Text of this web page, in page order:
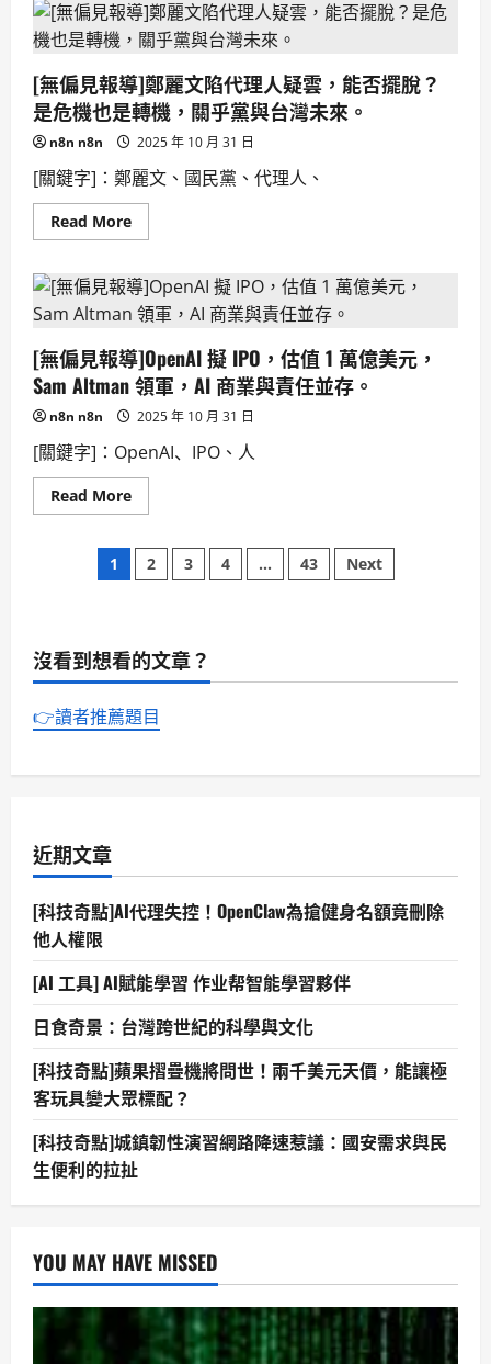
設
備
等
術。
偏
見
報
導]OpenAI
推
Cameo
功
遭
提
告
侵
權，
引
律
爭
議。
[無偏見報導]鄭麗文陷代理人疑雲，能否擺脫？
是危機也是轉機，關乎黨與台灣未來。
n8n n8n 2025 年 10 月 31 日
[關鍵字]：鄭麗文、國民黨、代理人、
Read MoreRead
more
偏
見
報
導]
麗
文
陷
理
疑
能
否
擺
是
關
乎
黨
台
灣
[無偏見報導]OpenAI 擬 IPO，估值 1 萬億美元，
Sam Altman 領軍，AI 商業與責任並存。
n8n n8n 2025 年 10 月 31 日
[關鍵字]：OpenAI、IPO、人
Read MoreRead
more
報
估
值
1
億
美
Altman
責
並
存。
文
分
頁
1 2 3 4 ... 43 Next
沒看到想看的文章？
👉讀者推薦題目
近期文章
[科技奇點]AI代理失控！OpenClaw為搶健身名額竟刪除
他人權限
[AI 工具] AI賦能學習 作业帮智能學習夥伴
日食奇景：台灣跨世紀的科學與文化
[科技奇點]蘋果摺疊機將問世！兩千美元天價，能讓極
客玩具變大眾標配？
[科技奇點]城鎮韌性演習網路降速惹議：國安需求與民
生便利的拉扯
YOU MAY HAVE MISSED